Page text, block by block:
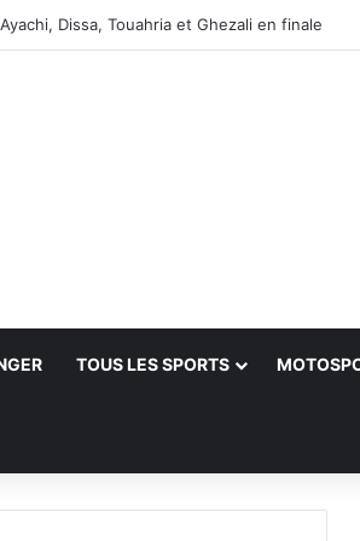
Dissa, Touahria et Ghezali en finale
TOUS LES SPORTS